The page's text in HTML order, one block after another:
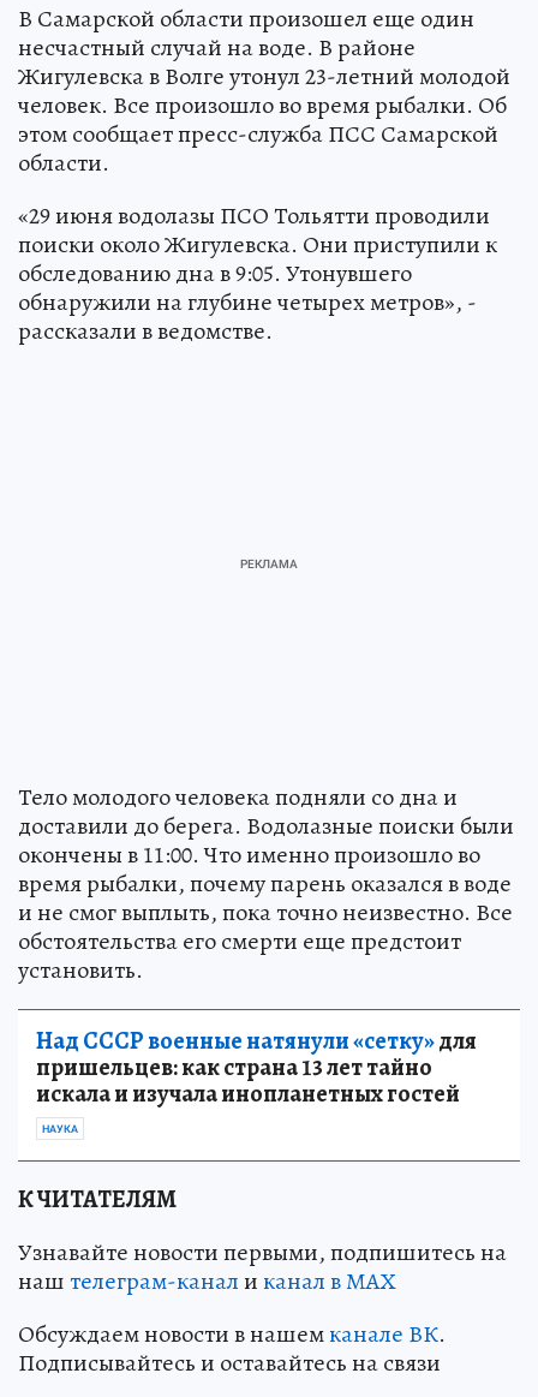
В Самарской области произошел еще один
несчастный случай на воде. В районе
Жигулевска в Волге утонул 23-летний молодой
человек. Все произошло во время рыбалки. Об
этом сообщает пресс-служба ПСС Самарской
области.
«29 июня водолазы ПСО Тольятти проводили
поиски около Жигулевска. Они приступили к
обследованию дна в 9:05. Утонувшего
обнаружили на глубине четырех метров», -
рассказали в ведомстве.
Тело молодого человека подняли со дна и
доставили до берега. Водолазные поиски были
окончены в 11:00. Что именно произошло во
время рыбалки, почему парень оказался в воде
и не смог выплыть, пока точно неизвестно. Все
обстоятельства его смерти еще предстоит
установить.
Над СССР военные натянули «сетку»для
пришельцев: как страна 13 лет тайно
искала и изучала инопланетных гостей
НАУКА
К ЧИТАТЕЛЯМ
Узнавайте новости первыми, подпишитесь на
наштелеграм-каналиканал в МАХ
Обсуждаем новости в нашемканале ВК.
Подписывайтесь и оставайтесь на связи